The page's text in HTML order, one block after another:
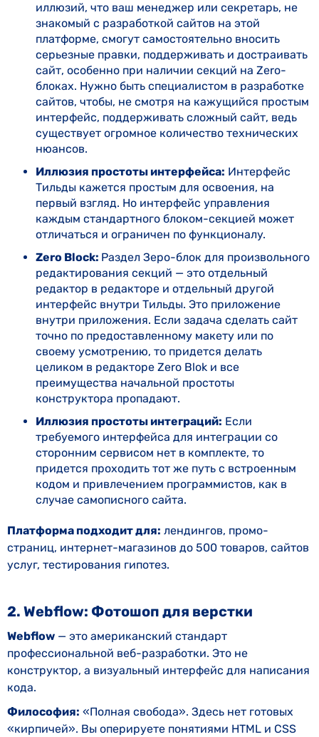
иллюзий, что ваш менеджер или секретарь, не
знакомый с разработкой сайтов на этой
платформе, смогут самостоятельно вносить
серьезные правки, поддерживать и достраивать
сайт, особенно при наличии секций на Zero-
блоках. Нужно быть специалистом в разработке
сайтов, чтобы, не смотря на кажущийся простым
интерфейс, поддерживать сложный сайт, ведь
существует огромное количество технических
нюансов.
Иллюзия простоты интерфейса: Интерфейс
Тильды кажется простым для освоения, на
первый взгляд. Но интерфейс управления
каждым стандартного блоком-секцией может
отличаться и ограничен по функционалу.
Zero Block: Раздел Зеро-блок для произвольного
редактирования секций — это отдельный
редактор в редакторе и отдельный другой
интерфейс внутри Тильды. Это приложение
внутри приложения. Если задача сделать сайт
точно по предоставленному макету или по
своему усмотрению, то придется делать
целиком в редакторе Zero Blok и все
преимущества начальной простоты
конструктора пропадают.
Иллюзия простоты интеграций: Если
требуемого интерфейса для интеграции со
сторонним сервисом нет в комплекте, то
придется проходить тот же путь с встроенным
кодом и привлечением программистов, как в
случае самописного сайта.
Платформа подходит для: лендингов, промо-
страниц, интернет-магазинов до 500 товаров, сайтов
услуг, тестирования гипотез.
2. Webflow: Фотошоп для верстки
Webflow — это американский стандарт
профессиональной веб-разработки. Это не
конструктор, а визуальный интерфейс для написания
кода.
Философия: «Полная свобода». Здесь нет готовых
«кирпичей». Вы оперируете понятиями HTML и CSS